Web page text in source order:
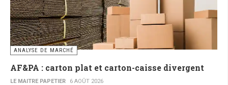
ANALYSE DE MARCHÉ
AF&PA : carton plat et carton-caisse divergent
LE MAITRE PAPETIER 6 AOÛT 2026